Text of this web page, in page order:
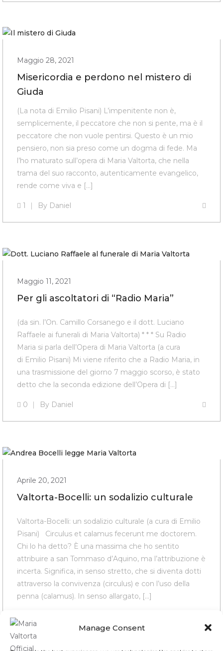
Manage Consent
Maggio 28, 2021
Misericordia e perdono nel mistero di
Giuda
(La nota di Emilio Pisani) L’impenitente non è,
semplicemente, il peccatore che non si pente, ma è il
peccatore che non vuole pentirsi. Questo è un mio
pensiero, non sia preso come un dogma di fede. Ma
l’ho maturato sull’opera di Maria Valtorta, che nella
trama del suo racconto, autenticamente evangelico,
rende come viva e […]
1 By Daniel
Maggio 11, 2021
Per gli ascoltatori di “Radio Maria”
(da sin. l’On. Camillo Corsanego e il dott. Luciano
Raffaele ai funerali di Maria Valtorta) * * * Su Radio
Maria si parla dell’Opera di Maria Valtorta (a cura
di Emilio Pisani) Mi viene riferito che a Radio Maria, in
una trasmissione del giorno 7 maggio scorso, è stato
detto che la seconda edizione dell’Opera di […]
0 By Daniel
Aprile 20, 2021
Valtorta-Bocelli: un sodalizio culturale
Valtorta-Bocelli: un sodalizio culturale (a cura di Emilio
Pisani) Circulus et calamus fecerunt me doctorem.
Chi lo ha detto? È una massima che ho sentito
attribuire a san Tommaso d’Aquino, ma l’attribuzione è
incerta. Significa, in senso stretto, che si diventa dotti
attraverso la convivenza (circulus) e con l’uso della
penna (calamus). In senso allargato, […]